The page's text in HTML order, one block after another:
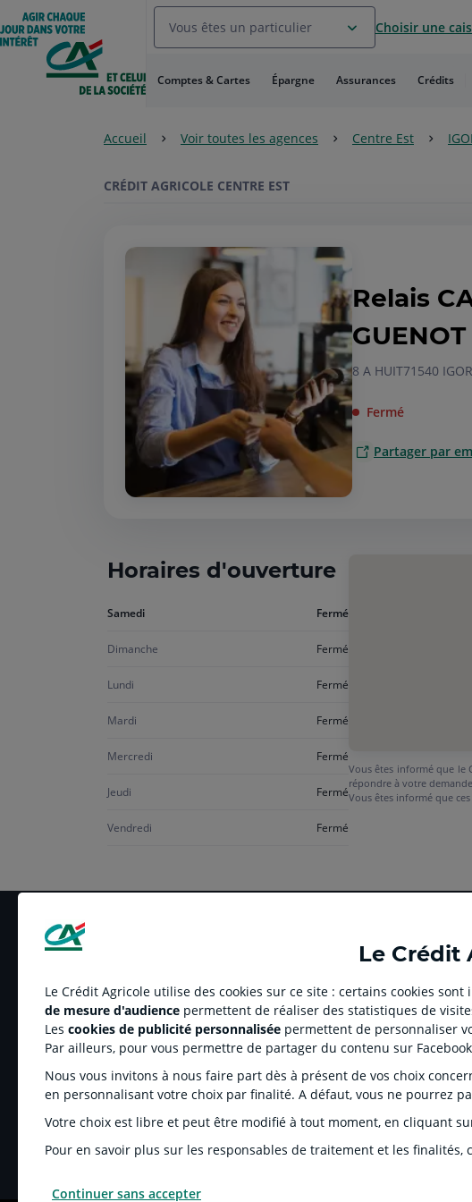
Le Crédit
Le Crédit Agricole utilise des cookies sur ce site : certains cookies
de mesure d'audience permettent de réaliser des statistiques de
Les cookies de publicité personnalisée permettent de personnaliser
Par ailleurs, pour vous permettre de partager du contenu sur
Nous vous invitons à nous faire part dès à présent de vos choix
en personnalisant votre choix par finalité. A défaut, vous ne pourrez
Votre choix est libre et peut être modifié à tout moment, en cliquant
Pour en savoir plus sur les responsables de traitement et les finalités,
Continuer sans accepter
Aller
au
Menu
Aller au
Contenu
Vous êtes un particulier Choisir une
Comptes & Cartes Épargne Assurances Crédits
Accueil Voir toutes les agences Centre Est
CRÉDIT AGRICOLE CENTRE EST
Relais
8 A HUIT71540
Fermé
Partager par
Horaires d'ouverture
SamediAujourd'hui
Fermé
Dimanche Fermé
Lundi Fermé
Mardi Fermé
Mercredi Fermé
Jeudi Fermé
Vendredi Fermé
Vous êtes informé que le
répondre à votre
Vous êtes informé que
LE CREDIT AGRICOLE
Banque coopérative
Charte éthique
Groupe Crédit Agricole
Recrutement
RELATION BANQUE CLIENT
Réclamation et médiation
Informations réglementaires
Fonds de Garantie des Dépôts et de
Rétractation-Résiliation